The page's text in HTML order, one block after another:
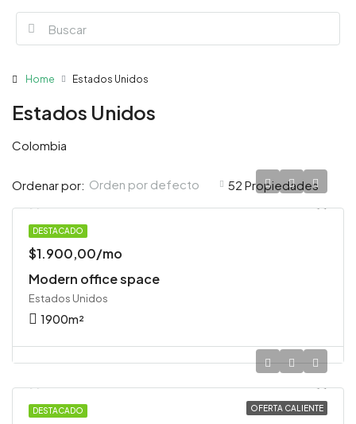
Home Estados Unidos
Estados Unidos
Colombia
52 Propiedades
Ordenar por: Orden por defecto
DESTACADO
OFICINA
$1.900,00/mo
Modern office space
Estados Unidos
1900m²
DESTACADO OFERTA CALIENTE
VILLA